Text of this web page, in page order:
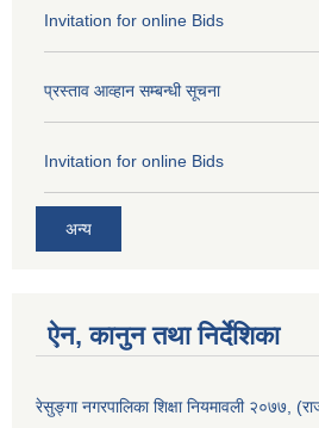
Invitation for online Bids
प्रस्ताव आव्हान सम्बन्धी सूचना
Invitation for online Bids
अन्य
ऐन, कानुन तथा निर्देशिका
रेसुङ्गा नगरपालिका शिक्षा नियमावली २०७७,